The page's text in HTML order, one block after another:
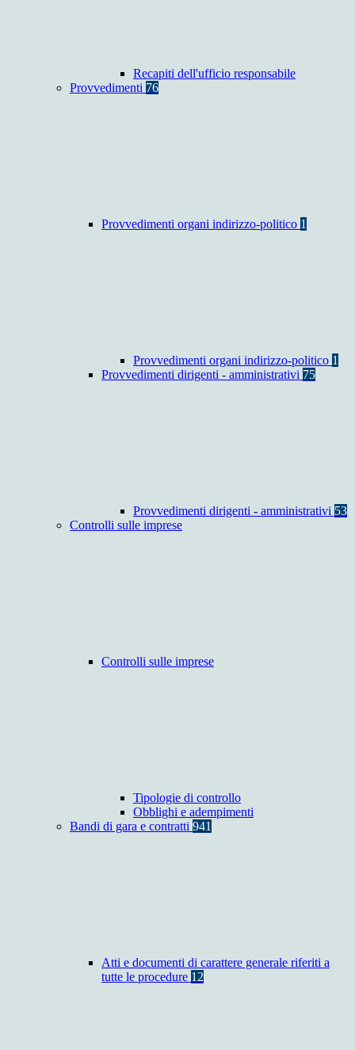
Recapiti dell'ufficio responsabile
Provvedimenti 76
Provvedimenti organi indirizzo-politico 1
Provvedimenti organi indirizzo-politico 1
Provvedimenti dirigenti - amministrativi 75
Provvedimenti dirigenti - amministrativi 53
Controlli sulle imprese
Controlli sulle imprese
Tipologie di controllo
Obblighi e adempimenti
Bandi di gara e contratti 941
Atti e documenti di carattere generale riferiti a
tutte le procedure 12